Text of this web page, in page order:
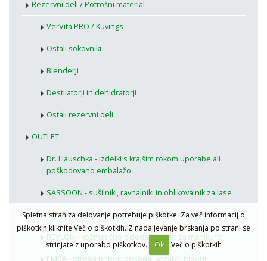
Spletna stran za delovanje potrebuje piškotke. Za več informacij o
piškotkih kliknite Več o piškotkih. Z nadaljevanje brskanja po strani se
strinjate z uporabo piškotkov.
Ok Več o piškotkih
Rezervni deli / Potrošni material
VerVita PRO / Kuvings
Ostali sokovniki
Blenderji
Destilatorji in dehidratorji
Ostali rezervni deli
OUTLET
Dr. Hauschka - izdelki s krajšim rokom uporabe ali
poškodovano embalažo
SASSOON - sušilniki, ravnalniki in oblikovalnik za lase
SCHOLL - masažni aparat in set za pedikuro
REVLON - kozmetično ogledalo in set za manikuro
EMSA - otroški pribor, posoda, kozarci, bidoni